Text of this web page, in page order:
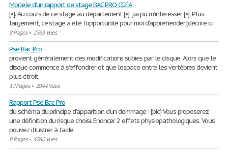
Modele d’un rapport de stage BAC PRO CGEA
[•]. Au cours de ce stage au département [•], j’ai pu m’intéresser [•]. Plus
largement, ce stage a été l’opportunité pour moi d’appréhender [décrire ici
8 Pages• 2563 Vues
Pse Bac Pro
provient généralement des modifications subies par le disque. Alors que le
disque commence à s’effondrer et que l’espace entre les vertèbres devient
plus étroit,
17 Pages• 2044 Vues
Rapport Pse Bac Pro
du schéma du principe d’apparition d’un dommage : [pic] Vous proposerez
une définition du risque choisi. Enoncer 2 effets physiopathologiques. Vous
pouvez illustrer à l’aide
8 Pages• 4760 Vues